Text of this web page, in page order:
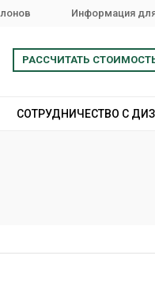
Информация
РАССЧИТАТЬ
СОТРУДНИЧЕСТВО С